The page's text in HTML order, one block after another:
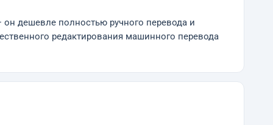
дешевле полностью ручного перевода и
редактирования машинного перевода